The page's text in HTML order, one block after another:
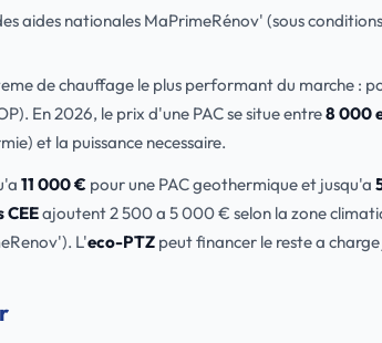
aides nationales MaPrimeRénov' (sous
de chauffage le plus performant du marche :
En 2026, le prix d'une PAC se situe entre8 000
et la puissance necessaire.
11 000 € pour une PAC geothermique et jusqu'a
CEEajoutent 2 500 a 5 000 € selon la zone
L'eco-PTZ peut financer le reste a